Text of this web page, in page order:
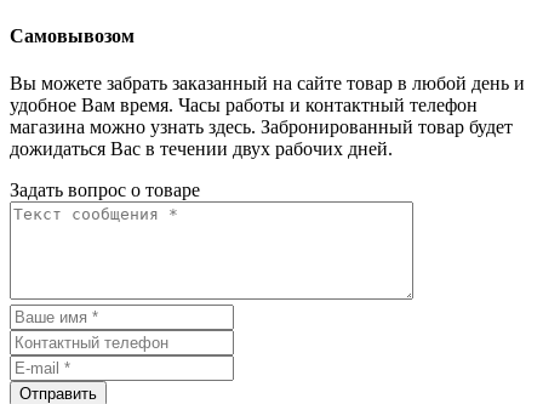
Самовывозом
Вы можете забрать заказанный на сайте товар в любой день и
удобное Вам время. Часы работы и контактный телефон
магазина можно узнать здесь. Забронированный товар будет
дожидаться Вас в течении двух рабочих дней.
Задать вопрос о товаре
Отправить